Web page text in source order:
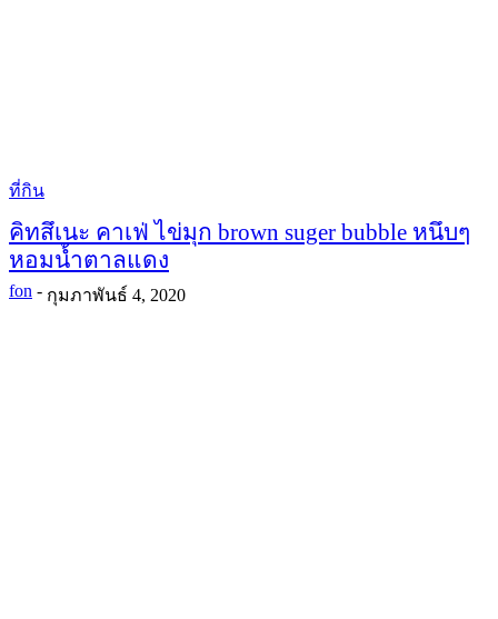
ที่กิน
คิทสึเนะ คาเฟ่ ไข่มุก brown suger bubble หนึบๆ
หอมน้ำตาลแดง
fon - กุมภาพันธ์ 4, 2020